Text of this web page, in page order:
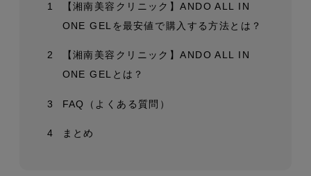
1
【湘南美容クリニック】ANDO ALL IN
ONE GELを最安値で購入する方法とは？
2
【湘南美容クリニック】ANDO ALL IN
ONE GELとは？
3 FAQ（よくある質問）
4 まとめ